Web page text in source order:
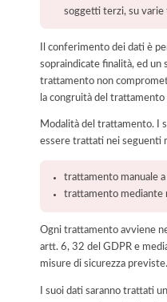
soggetti terzi, su varie
Il conferimento dei dati è
sopraindicate finalità, ed un
trattamento non
la congruità del trattamento
Modalità del trattamento. I
essere trattati nei seguenti
trattamento manuale
trattamento mediante
Ogni trattamento avviene
artt. 6, 32 del GDPR e
misure di sicurezza previste.
I suoi dati saranno trattati